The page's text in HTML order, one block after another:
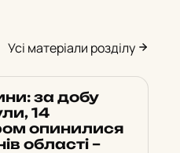
Усі матеріали розділу
за добу
14
опинилися
області –